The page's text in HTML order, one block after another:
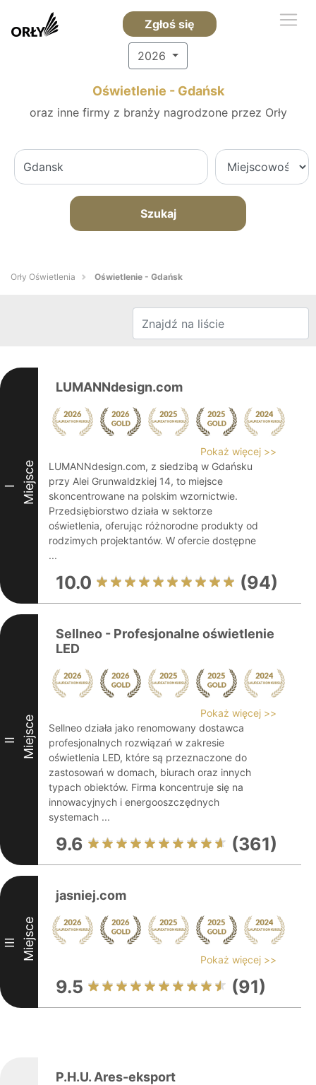
Zgłoś się
2026
Oświetlenie - Gdańsk
oraz inne firmy z branży nagrodzone przez Orły
Szukaj
Orły Oświetlenia Oświetlenie - Gdańsk
I Miejsce
LUMANNdesign.com
Pokaż więcej >>
LUMANNdesign.com, z siedzibą w Gdańsku
przy Alei Grunwaldzkiej 14, to miejsce
skoncentrowane na polskim wzornictwie.
Przedsiębiorstwo działa w sektorze
oświetlenia, oferując różnorodne produkty od
rodzimych projektantów. W ofercie dostępne
...
10.0 (94)
II Miejsce
Sellneo - Profesjonalne oświetlenie
LED
Pokaż więcej >>
Sellneo działa jako renomowany dostawca
profesjonalnych rozwiązań w zakresie
oświetlenia LED, które są przeznaczone do
zastosowań w domach, biurach oraz innych
typach obiektów. Firma koncentruje się na
innowacyjnych i energooszczędnych
systemach ...
9.6 (361)
III Miejsce
jasniej.com
Pokaż więcej >>
9.5 (91)
P.H.U. Ares-eksport